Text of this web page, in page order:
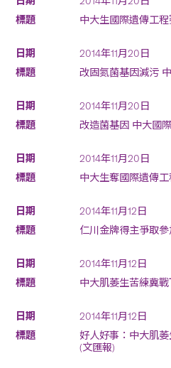
中大生國際遺傳工
2014年11月20日
改固氮菌基因減污
2014年11月20日
改造菌基因 中大國
2014年11月20日
中大生奪國際遺傳
2014年11月12日
仁川金牌得主爭取
2014年11月12日
中大肌萎生苦練冀
2014年11月12日
好人好事：中大肌
(文匯報)